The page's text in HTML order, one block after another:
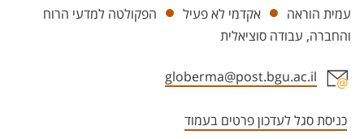
יחידות
עמית הוראה אקדמי לא פעיל
הפקולטה למדעי הרוח
והחברה, עבודה סוציאלית
globerma@post.bgu.ac.il
כניסת סגל לעדכון פרטים בעמוד